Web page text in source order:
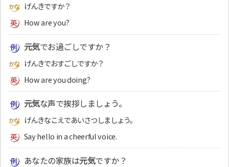
げんきですか？
How are you?
元気でお過ごしですか？
げんきでおすごしですか？
How are you doing?
元気な声で挨拶しましょう。
げんきなこえであいさつしましょう。
Say hello in a cheerful voice.
あなたの家族は元気ですか？